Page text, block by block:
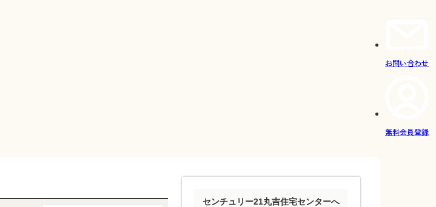
お問い合わせ
無料会員登録
センチュリー21丸吉住宅センターへ